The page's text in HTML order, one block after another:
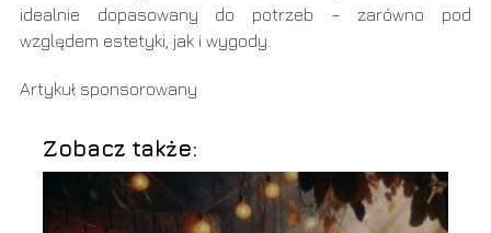
idealnie dopasowany do potrzeb – zarówno pod
względem estetyki, jak i wygody.
Artykuł sponsorowany
Zobacz także: